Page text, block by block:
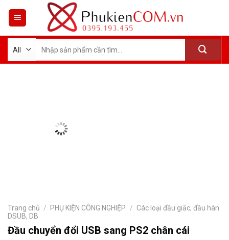
kiếm:
Trang chủ / PHỤ KIỆN CÔNG NGHIỆP / Các loại đầu giắc, đầu hàn
DSUB, DB
Đầu chuyển đổi USB sang PS2 chân cái